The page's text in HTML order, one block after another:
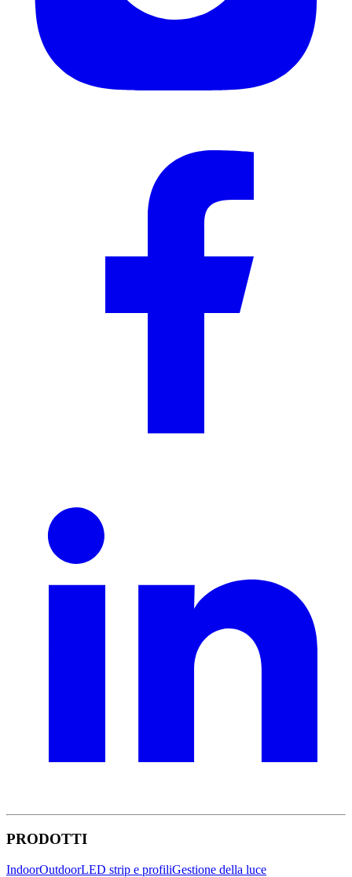
PRODOTTI
IndoorOutdoorLED strip e profiliGestione della luce